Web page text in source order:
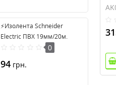
⚡Изолента Schneider
Electric ПВХ 19мм/20м.
Цвет "Серый" (2420108)
0
94 грн.